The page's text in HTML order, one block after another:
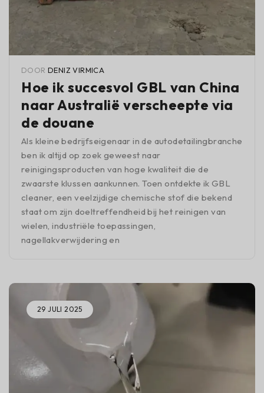
DOOR DENIZ VIRMICA
Hoe ik succesvol GBL van China
naar Australië verscheepte via
de douane
Als kleine bedrijfseigenaar in de autodetailingbranche
ben ik altijd op zoek geweest naar
reinigingsproducten van hoge kwaliteit die de
zwaarste klussen aankunnen. Toen ontdekte ik GBL
cleaner, een veelzijdige chemische stof die bekend
staat om zijn doeltreffendheid bij het reinigen van
wielen, industriële toepassingen,
nagellakverwijdering en
29 JULI 2025